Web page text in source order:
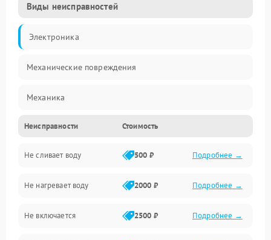
Виды неисправностей
Электроника
Механические повреждения
Механика
Управление
Электропитание
Датчики
Нагрев
Неисправности Стоимость
Не сливает воду 500 ₽ Подробнее →
Не нагревает воду 2000 ₽ Подробнее →
Не включается 2500 ₽ Подробнее →